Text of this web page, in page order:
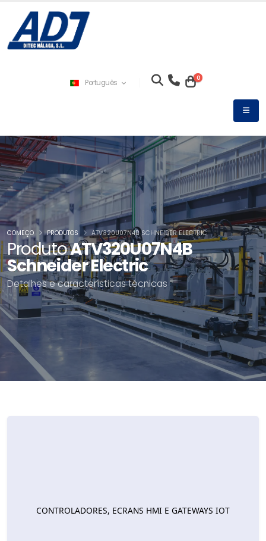
Português 0
ProdutoATV320U07N4B
Schneider Electric
Detalhes e características técnicas
COMEÇO PRODUTOS ATV320U07N4B SCHNEIDER ELECTRIC